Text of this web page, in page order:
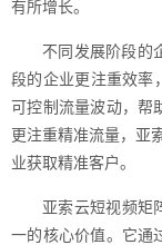
有所增长。
不同发展阶段的
段的企业更注重效率
可控制流量波动，帮
更注重精准流量，亚
业获取精准客户。
亚索云短视频矩
一的核心价值。它通